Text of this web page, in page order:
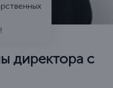
директора с